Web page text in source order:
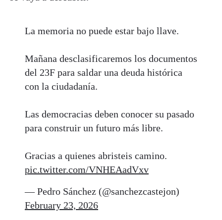
La memoria no puede estar bajo llave.
Mañana desclasificaremos los documentos
del 23F para saldar una deuda histórica
con la ciudadanía.
Las democracias deben conocer su pasado
para construir un futuro más libre.
Gracias a quienes abristeis camino.
pic.twitter.com/VNHEAadVxv
— Pedro Sánchez (@sanchezcastejon)
February 23, 2026